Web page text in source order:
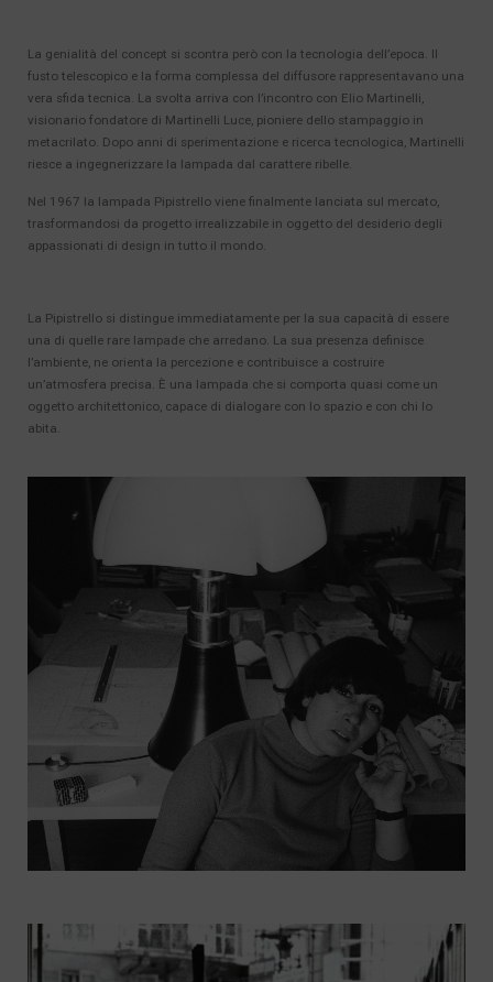
La genialità del concept si scontra però con la tecnologia dell’epoca. Il
fusto telescopico e la forma complessa del diffusore rappresentavano una
vera sfida tecnica. La svolta arriva con l’incontro con Elio Martinelli,
visionario fondatore di Martinelli Luce, pioniere dello stampaggio in
metacrilato. Dopo anni di sperimentazione e ricerca tecnologica, Martinelli
riesce a ingegnerizzare la lampada dal carattere ribelle.
Nel 1967 la lampada Pipistrello viene finalmente lanciata sul mercato,
trasformandosi da progetto irrealizzabile in oggetto del desiderio degli
appassionati di design in tutto il mondo.
La Pipistrello si distingue immediatamente per la sua capacità di essere
una di quelle rare lampade che arredano. La sua presenza definisce
l’ambiente, ne orienta la percezione e contribuisce a costruire
un’atmosfera precisa. È una lampada che si comporta quasi come un
oggetto architettonico, capace di dialogare con lo spazio e con chi lo
abita.